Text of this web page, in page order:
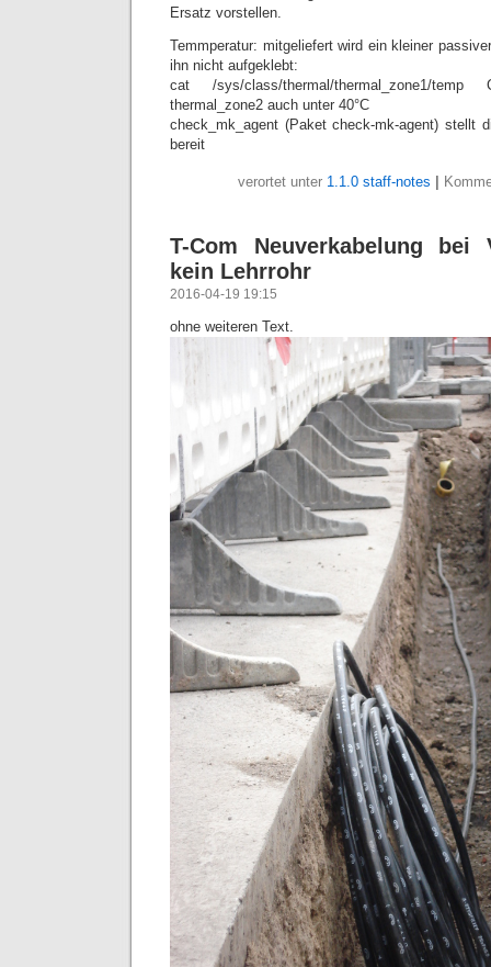
Ersatz vorstellen.
Temmperatur: mitgeliefert wird ein kleiner
ihn nicht aufgeklebt:
cat /sys/class/thermal/thermal_zone1/
thermal_zone2 auch unter 40°C
check_mk_agent (Paket check-mk-agent) stellt
bereit
verortet unter 1.1.0 staff-notes
T-Com Neuverkabelung bei
kein Lehrrohr
2016-04-19 19:15
ohne weiteren Text.